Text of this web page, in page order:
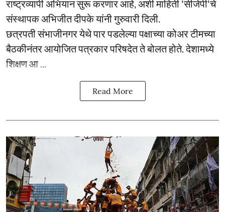
राष्ट्रव्यापी अभियान सुरू करणार आहे, अशी माहिती 'सीजेपी'चे
संस्थापक अभिजीत दीपके यांनी गुरुवारी दिली.
छत्रपती संभाजीनगर येथे पार पडलेल्या पक्षाच्या कोअर टीमच्या
बैठकीनंतर आयोजित पत्रकार परिषदेत ते बोलत होते. देशामध्ये
शिक्षण आ ...
Read More